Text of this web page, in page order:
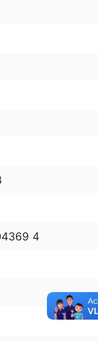
4